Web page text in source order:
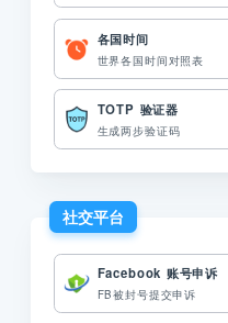
各国时间
世界各国时间对照表
TOTP 验证器
生成两步验证码
社交平台
Facebook 账号申诉
FB被封号提交申诉